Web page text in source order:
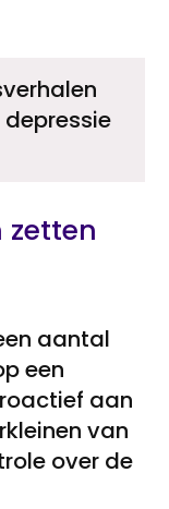
zetten
aantal
een
aan
van
over de